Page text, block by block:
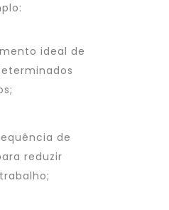
ideal de
de
reduzir